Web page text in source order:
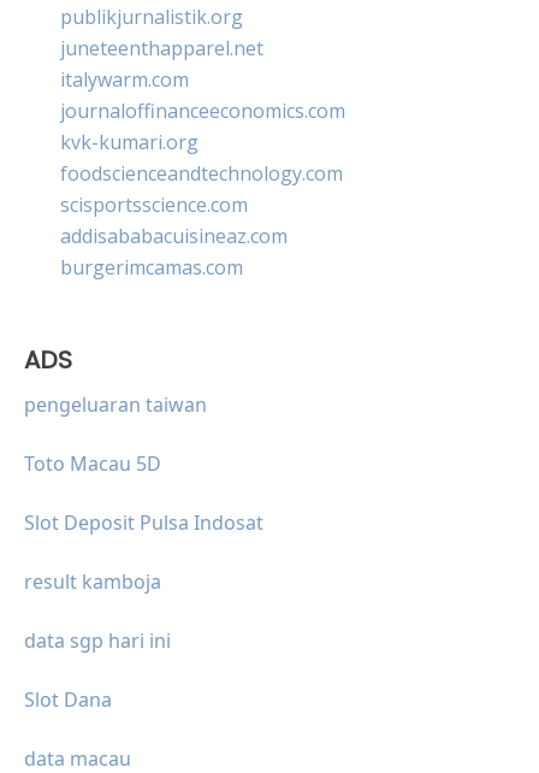
publikjurnalistik.org
juneteenthapparel.net
italywarm.com
journaloffinanceeconomics.com
kvk-kumari.org
foodscienceandtechnology.com
scisportsscience.com
addisababacuisineaz.com
burgerimcamas.com
ADS
pengeluaran taiwan
Toto Macau 5D
Slot Deposit Pulsa Indosat
result kamboja
data sgp hari ini
Slot Dana
data macau